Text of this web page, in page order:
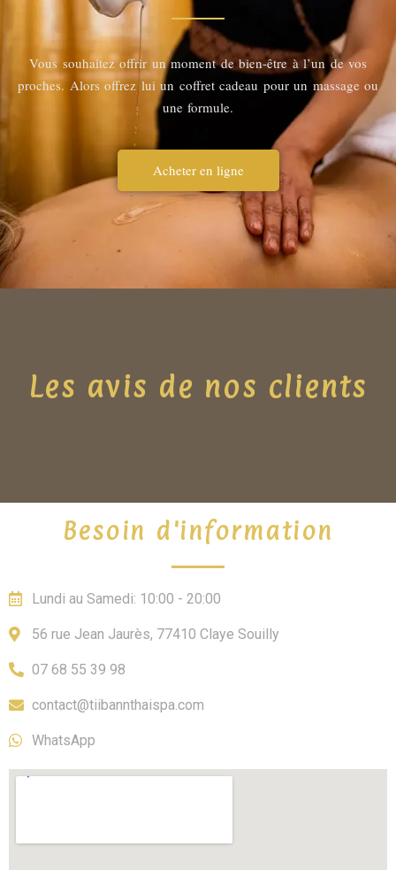
Vous souhaitez offrir un moment de bien-être à l’un de vos
proches. Alors offrez lui un coffret cadeau pour un massage ou
une formule.
Acheter en ligne
Les avis de nos clients
Besoin d'information
Lundi au Samedi: 10:00 - 20:00
56 rue Jean Jaurès, 77410 Claye Souilly
07 68 55 39 98
contact@tiibannthaispa.com
WhatsApp